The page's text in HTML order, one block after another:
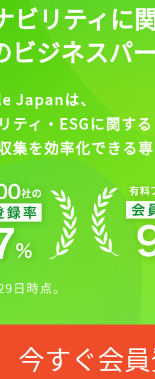
ビリティに
ビジネスパ
Japanは、
ティ・ESGに関する
集を効率化できる
日時点。
今すぐ会